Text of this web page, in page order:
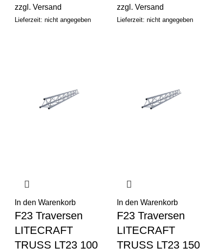
zzgl. Versand
Lieferzeit: nicht angegeben
zzgl. Versand
Lieferzeit: nicht angegeben
In den Warenkorb
F23 Traversen
LITECRAFT
TRUSS LT23 100
In den Warenkorb
F23 Traversen
LITECRAFT
TRUSS LT23 150